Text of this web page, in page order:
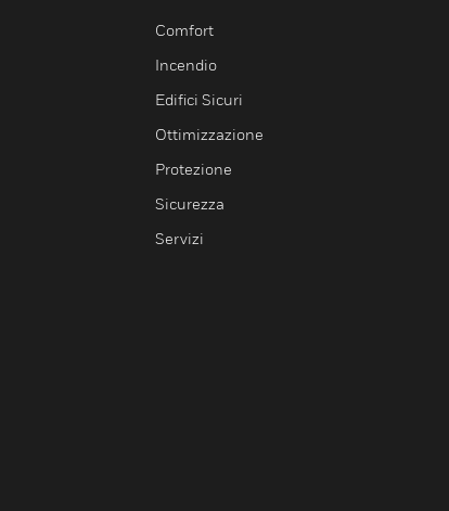
Comfort
Incendio
Edifici Sicuri
Ottimizzazione
Protezione
Sicurezza
Servizi